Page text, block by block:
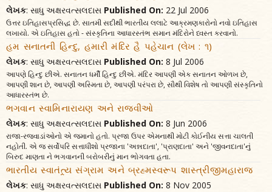
લેખક: સાધુ અક્ષરવત્સલદાસ Published On: 22 Jul 2006
ઉત્તર ઇતિહાસપ્રસિદ્ધ છે. સાતમી સદીથી ભારતીય લલાટે આક્રમણકારોનો નવો ઇતિહાસ
લખાયો. એ ઇતિહાસ હતો - સંસ્કૃતિના આધારસ્તંભ સમાન મંદિરોને ધ્વસ્ત કરવાનો.
હમ સનાતની હિન્દુ, હમારી મંદિર હૈ પહેચાન (લેખ : ૧)
લેખક: સાધુ અક્ષરવત્સલદાસ Published On: 8 Jul 2006
આપણે હિન્દુ છીએ. સનાતન ધર્મી હિન્દુ છીએ. મંદિર આપણી એક સનાતન ઓળખ છે,
આપણી શાન છે, આપણી અસ્મિતા છે, આપણી પરંપરા છે, સૌથી વિશેષ તો આપણી સંસ્કૃતિનો
આધારસ્તંભ છે.
ભગવાન સ્વામિનારાયણ અને રાજવીઓ
લેખક: સાધુ અક્ષરવત્સલદાસ Published On: 8 Jun 2006
રાજા-રજવાડાંઓનો એ જમાનો હતો. પ્રજા ઉપર એમનાથી મોટી કોઈનીય સત્તા ચાલતી
નહોતી. એ જ સર્વોપરિ સત્તાધીશો પ્રજાના 'અન્નદાતા', 'પ્રાણદાતા' અને 'જીવનદાતા'નું
બિરુદ માણતા ને ભગવાનની બરોબરીનું માન ભોગવતા હતા.
ભારતીય સ્વાતંત્ર્ય સંગ્રામ અને બ્રહ્મસ્વરૂપ શાસ્ત્રીજીમહારાજ
લેખક: સાધુ અક્ષરવત્સલદાસ Published On: 8 Nov 2005